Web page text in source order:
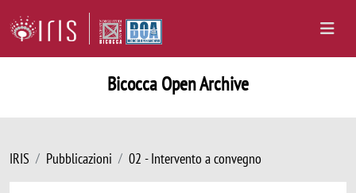
Bicocca Open Archive
IRIS Pubblicazioni 02 - Intervento a convegno